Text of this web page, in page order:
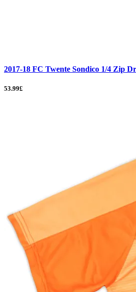
2017-18 FC Twente Sondico 1/4 Zip
53.99£